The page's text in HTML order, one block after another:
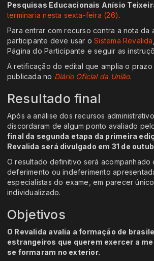
Pesquisas Educacionais Anísio
terminaria nesta sexta-feira (26).
Para entrar com recurso contra a nota da
participante deve usar oSistema Revalida
Página do Participante e seguir as
A retificação do edital que amplia o
publicada no Diário Oficial da União.
Resultado final
Após a análise dos recursos
discordaram de algum ponto avaliado
final da segunda etapa da primeira
Revalida será divulgado em 31 de
O resultado definitivo será acompanhado
deferimento ou indeferimento
especialistas do exame, em parecer
individualizado.
Objetivos
O Revalida avalia a formação de
estrangeiros que querem exercer a
se formaram no exterior.